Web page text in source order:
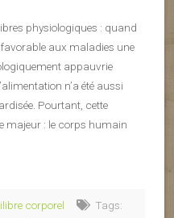
physiologiques : quand
aux maladies une
appauvrie
n’a été aussi
Pourtant, cette
majeur : le corps humain
corporel
Tags: